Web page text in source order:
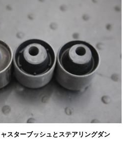
スターブッシュとステアリングダン